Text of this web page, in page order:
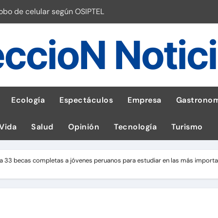
de celular según OSIPTEL
¡Descarga la app de Meridianbet y gana una jugada
inspirado en la fuerza de un volcán
1,600 equipos educativos
por ignorar distancias de seguridad
de GEI en sus operaciones
Ecología Espectáculos Empresa
Salud Opinión Tecnología Turismo
33 becas completas a jóvenes peruanos para estudiar en las más